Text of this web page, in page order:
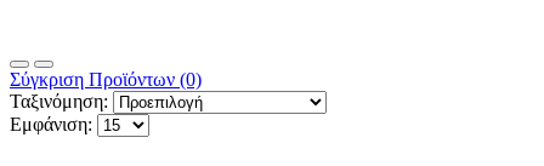
Σύγκριση Προϊόντων (0)
Ταξινόμηση:
Εμφάνιση: